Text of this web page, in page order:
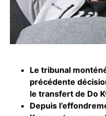
Le tribunal
précédente
le transfert de Do
Depuis